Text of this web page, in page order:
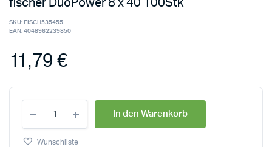
fischer DuoPower 8 x 40 100Stk
SKU: FISCH535455
EAN:4048962239850
11,79€
In den Warenkorb
Wunschliste